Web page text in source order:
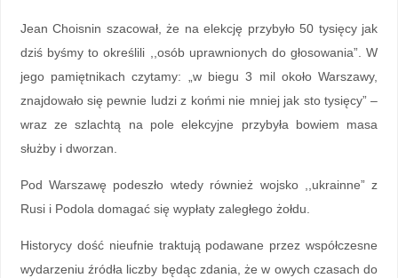
Jean Choisnin szacował, że na elekcję przybyło 50 tysięcy jak
dziś byśmy to określili ,,osób uprawnionych do głosowania”. W
jego pamiętnikach czytamy: „w biegu 3 mil około Warszawy,
znajdowało się pewnie ludzi z końmi nie mniej jak sto tysięcy” –
wraz ze szlachtą na pole elekcyjne przybyła bowiem masa
służby i dworzan.
Pod Warszawę podeszło wtedy również wojsko ,,ukrainne” z
Rusi i Podola domagać się wypłaty zaległego żołdu.
Historycy dość nieufnie traktują podawane przez współczesne
wydarzeniu źródła liczby będąc zdania, że w owych czasach do